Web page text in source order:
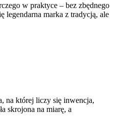
w praktyce – bez zbędnego
legendarna marka z tradycją, ale
na której liczy się inwencja,
skrojona na miarę, a